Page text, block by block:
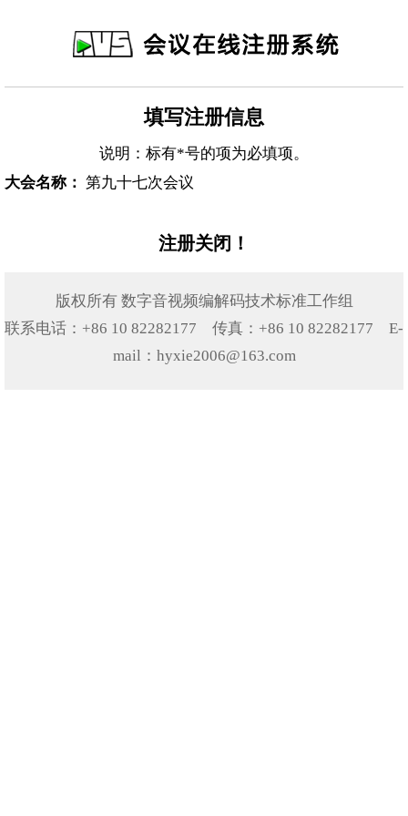
填写注册信息
说明：标有*号的项为必填项。
大会名称： 第九十七次会议
注册关闭！
版权所有 数字音视频编解码技术标准工作组
联系电话：+86 10 82282177 传真：+86 10 82282177 E-
mail：hyxie2006@163.com